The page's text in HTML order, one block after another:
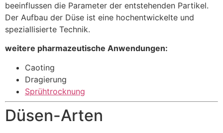
beeinflussen die Parameter der entstehenden Partikel.
Der Aufbau der Düse ist eine hochentwickelte und
speziallisierte Technik.
weitere pharmazeutische Anwendungen:
Caoting
Dragierung
Sprühtrocknung
Düsen-Arten